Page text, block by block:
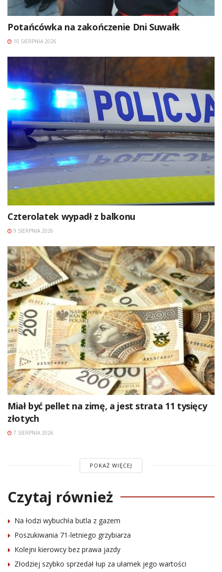
Potańcówka na zakończenie Dni Suwałk
10 SIERPNIA 2026
Czterolatek wypadł z balkonu
9 SIERPNIA 2026
Miał być pellet na zimę, a jest strata 11 tysięcy
złotych
7 SIERPNIA 2026
POKAŻ WIĘCEJ
Czytaj również
Na łodzi wybuchła butla z gazem
Poszukiwania 71-letniego grzybiarza
Kolejni kierowcy bez prawa jazdy
Złodziej szybko sprzedał łup za ułamek jego wartości